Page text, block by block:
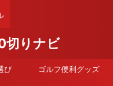
切りナビ
び ゴルフ便利グッズ